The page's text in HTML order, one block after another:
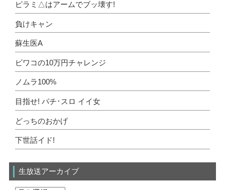
ピラミ△はアームでブッ壊す!
負けキャン
蘇生医A
ビワコの10万円チャレンジ
ノムラ100%
目指せ! パチ･スロ イイ女
どっちのおかげ
下世話イド!
生放送アーカイブ